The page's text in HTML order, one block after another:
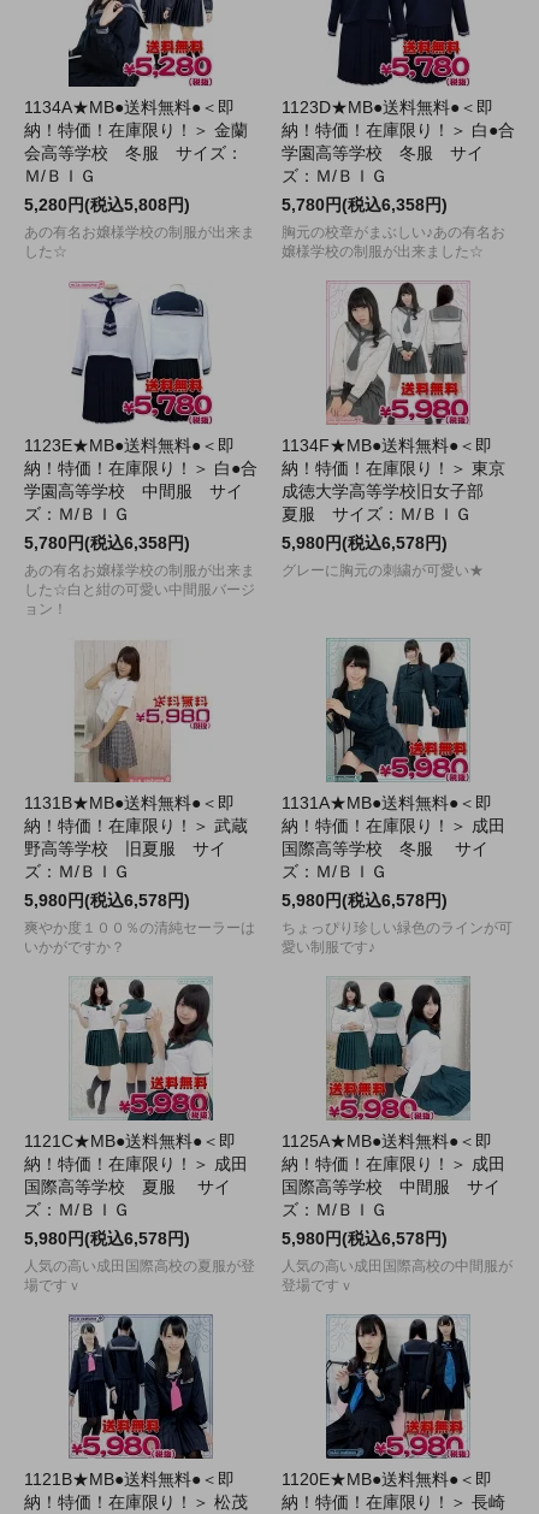
1134A★MB●送料無料●＜即
納！特価！在庫限り！＞ 金蘭
会高等学校 冬服 サイズ：
Ｍ/ＢＩＧ
5,280円(税込5,808円)
あの有名お嬢様学校の制服が出来ま
した☆
1123D★MB●送料無料●＜即
納！特価！在庫限り！＞ 白●合
学園高等学校 冬服 サイ
ズ：Ｍ/ＢＩＧ
5,780円(税込6,358円)
胸元の校章がまぶしい♪あの有名お
嬢様学校の制服が出来ました☆
1123E★MB●送料無料●＜即
納！特価！在庫限り！＞ 白●合
学園高等学校 中間服 サイ
ズ：Ｍ/ＢＩＧ
5,780円(税込6,358円)
あの有名お嬢様学校の制服が出来ま
した☆白と紺の可愛い中間服バージ
ョン！
1134F★MB●送料無料●＜即
納！特価！在庫限り！＞ 東京
成徳大学高等学校旧女子部
夏服 サイズ：Ｍ/ＢＩＧ
5,980円(税込6,578円)
グレーに胸元の刺繍が可愛い★
1131B★MB●送料無料●＜即
納！特価！在庫限り！＞ 武蔵
野高等学校 旧夏服 サイ
ズ：Ｍ/ＢＩＧ
5,980円(税込6,578円)
爽やか度１００％の清純セーラーは
いかがですか？
1131A★MB●送料無料●＜即
納！特価！在庫限り！＞ 成田
国際高等学校 冬服 サイ
ズ：Ｍ/ＢＩＧ
5,980円(税込6,578円)
ちょっぴり珍しい緑色のラインが可
愛い制服です♪
1121C★MB●送料無料●＜即
納！特価！在庫限り！＞ 成田
国際高等学校 夏服 サイ
ズ：Ｍ/ＢＩＧ
5,980円(税込6,578円)
人気の高い成田国際高校の夏服が登
場ですｖ
1125A★MB●送料無料●＜即
納！特価！在庫限り！＞ 成田
国際高等学校 中間服 サイ
ズ：Ｍ/ＢＩＧ
5,980円(税込6,578円)
人気の高い成田国際高校の中間服が
登場ですｖ
1121B★MB●送料無料●＜即
納！特価！在庫限り！＞ 松茂
1120E★MB●送料無料●＜即
納！特価！在庫限り！＞ 長崎